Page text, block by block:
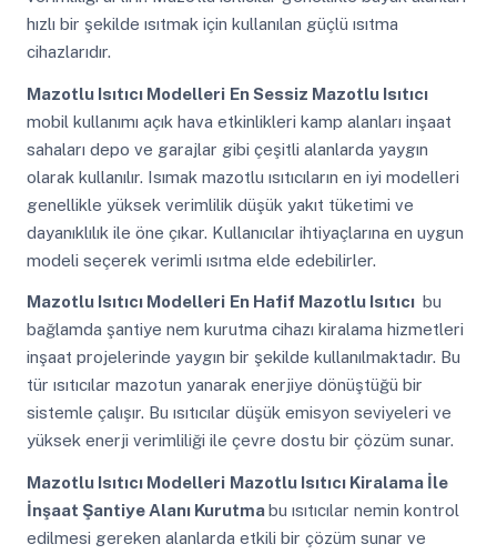
hızlı bir şekilde ısıtmak için kullanılan güçlü ısıtma
cihazlarıdır.
Mazotlu Isıtıcı Modelleri En Sessiz Mazotlu Isıtıcı
mobil kullanımı açık hava etkinlikleri kamp alanları inşaat
sahaları depo ve garajlar gibi çeşitli alanlarda yaygın
olarak kullanılır. Isımak mazotlu ısıtıcıların en iyi modelleri
genellikle yüksek verimlilik düşük yakıt tüketimi ve
dayanıklılık ile öne çıkar. Kullanıcılar ihtiyaçlarına en uygun
modeli seçerek verimli ısıtma elde edebilirler.
Mazotlu Isıtıcı Modelleri En Hafif Mazotlu Isıtıcı bu
bağlamda şantiye nem kurutma cihazı kiralama hizmetleri
inşaat projelerinde yaygın bir şekilde kullanılmaktadır. Bu
tür ısıtıcılar mazotun yanarak enerjiye dönüştüğü bir
sistemle çalışır. Bu ısıtıcılar düşük emisyon seviyeleri ve
yüksek enerji verimliliği ile çevre dostu bir çözüm sunar.
Mazotlu Isıtıcı Modelleri Mazotlu Isıtıcı Kiralama İle
İnşaat Şantiye Alanı Kurutmabu ısıtıcılar nemin kontrol
edilmesi gereken alanlarda etkili bir çözüm sunar ve